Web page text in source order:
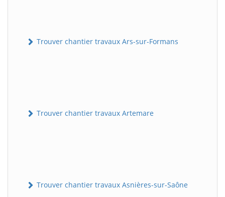
Trouver chantier travaux Ars-sur-Formans
Trouver chantier travaux Artemare
Trouver chantier travaux Asnières-sur-Saône